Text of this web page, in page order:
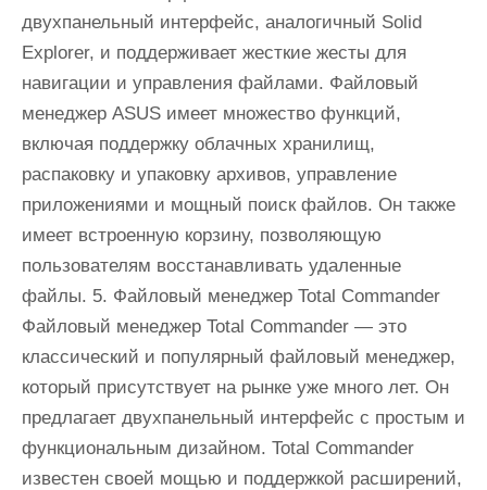
двухпанельный интерфейс, аналогичный Solid
Explorer, и поддерживает жесткие жесты для
навигации и управления файлами. Файловый
менеджер ASUS имеет множество функций,
включая поддержку облачных хранилищ,
распаковку и упаковку архивов, управление
приложениями и мощный поиск файлов. Он также
имеет встроенную корзину, позволяющую
пользователям восстанавливать удаленные
файлы. 5. Файловый менеджер Total Commander
Файловый менеджер Total Commander — это
классический и популярный файловый менеджер,
который присутствует на рынке уже много лет. Он
предлагает двухпанельный интерфейс с простым и
функциональным дизайном. Total Commander
известен своей мощью и поддержкой расширений,